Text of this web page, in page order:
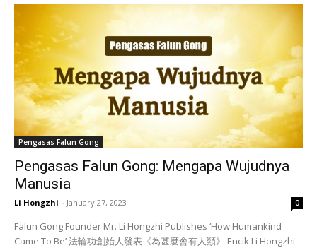
Pengasas Falun Gong
Pengasas Falun Gong: Mengapa Wujudnya
Manusia
Li Hongzhi - January 27, 2023 0
Falun Gong Founder Mr. Li Hongzhi Publishes ‘How Humankind
Came To Be’ 法輪功創始人發表《為甚麼會有人類》 Encik Li Hongzhi